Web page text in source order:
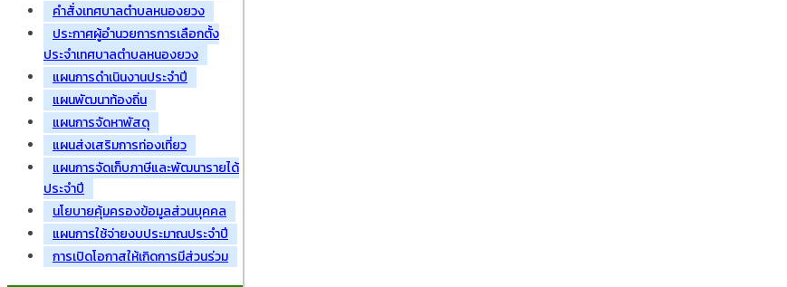
คำสั่งเทศบาลตำบลหนองยวง
ประกาศผู้อำนวยการการเลือกตั้ง
ประจำเทศบาลตำบลหนองยวง
แผนการดำเนินงานประจำปี
แผนพัฒนาท้องถิ่น
แผนการจัดหาพัสดุ
แผนส่งเสริมการท่องเที่ยว
แผนการจัดเก็บภาษีและพัฒนารายได้
ประจำปี
นโยบายคุ้มครองข้อมูลส่วนบุคคล
แผนการใช้จ่ายงบประมาณประจำปี
การเปิดโอกาสให้เกิดการมีส่วนร่วม